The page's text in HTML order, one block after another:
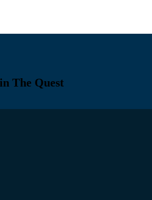
The Quest